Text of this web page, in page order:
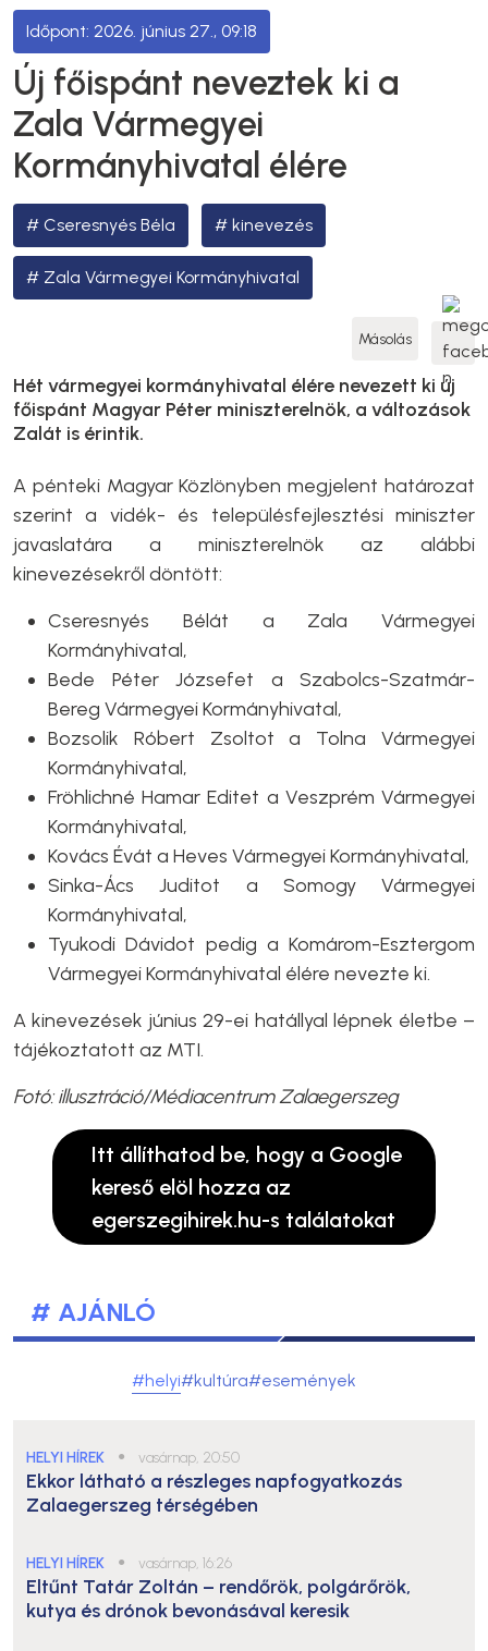
2026. június 27., 09:18
Új főispánt neveztek ki a
Zala Vármegyei
Kormányhivatal élére
Cseresnyés Béla kinevezés
Zala Vármegyei Kormányhivatal
Másolás
Hét vármegyei kormányhivatal élére nevezett ki új
főispánt Magyar Péter miniszterelnök, a változások
Zalát is érintik.
A pénteki Magyar Közlönyben megjelent határozat
szerint a vidék- és településfejlesztési miniszter
javaslatára a miniszterelnök az alábbi
kinevezésekről döntött:
Cseresnyés Bélát a Zala Vármegyei
Kormányhivatal,
Bede Péter Józsefet a Szabolcs-Szatmár-
Bereg Vármegyei Kormányhivatal,
Bozsolik Róbert Zsoltot a Tolna Vármegyei
Kormányhivatal,
Fröhlichné Hamar Editet a Veszprém Vármegyei
Kormányhivatal,
Kovács Évát a Heves Vármegyei Kormányhivatal,
Sinka-Ács Juditot a Somogy Vármegyei
Kormányhivatal,
Tyukodi Dávidot pedig a Komárom-Esztergom
Vármegyei Kormányhivatal élére nevezte ki.
A kinevezések június 29-ei hatállyal lépnek életbe –
tájékoztatott az MTI.
Fotó: illusztráció/Médiacentrum Zalaegerszeg
Itt állíthatod be, hogy a Google
kereső elöl hozza az
egerszegihirek.hu-s találatokat
# AJÁNLÓ
#helyi#kultúra#események
HELYI HÍREK ● vasárnap, 20:50
Ekkor látható a részleges napfogyatkozás
Zalaegerszeg térségében
HELYI HÍREK ● vasárnap, 16:26
Eltűnt Tatár Zoltán – rendőrök, polgárőrök,
kutya és drónok bevonásával keresik